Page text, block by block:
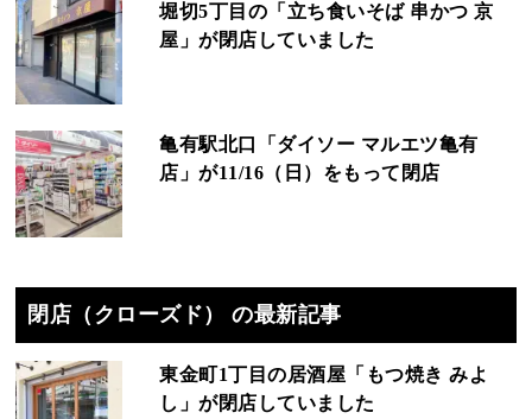
堀切5丁目の「立ち食いそば 串かつ 京
屋」が閉店していました
亀有駅北口「ダイソー マルエツ亀有
店」が11/16（日）をもって閉店
閉店（クローズド） の最新記事
東金町1丁目の居酒屋「もつ焼き みよ
し」が閉店していました